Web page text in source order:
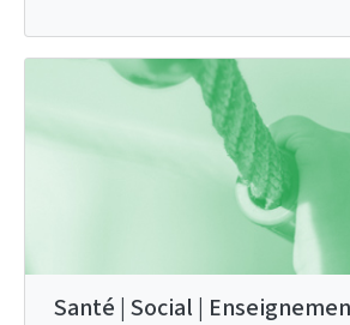
Santé | Social |